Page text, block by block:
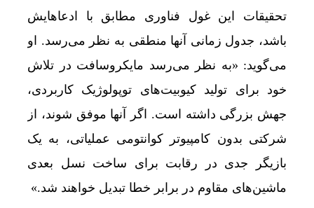
تحقیقات این غول فناوری مطابق با ادعاهایش
باشد، جدول زمانی آنها منطقی به نظر می‌رسد. او
می‌گوید: «به نظر می‌رسد مایکروسافت در تلاش
خود برای تولید کیوبیت‌های توپولوژیک کاربردی،
جهش بزرگی داشته است. اگر آنها موفق شوند، از
شرکتی بدون کامپیوتر کوانتومی عملیاتی، به یک
بازیگر جدی در رقابت برای ساخت نسل بعدی
ماشین‌های مقاوم در برابر خطا تبدیل خواهند شد.»